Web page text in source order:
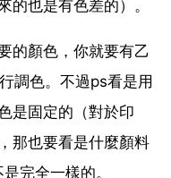
的也是有色差的）。
的顏色，你就要有乙
調色。不過ps看是用
是固定的（對於印
那也要看是什麼顏料
完全一樣的。